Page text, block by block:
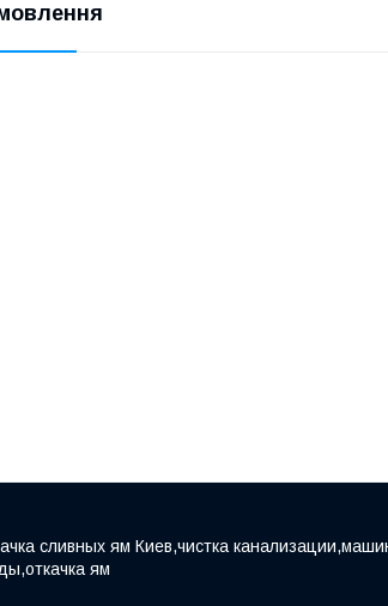
сливных ям Киев,чистка
ям